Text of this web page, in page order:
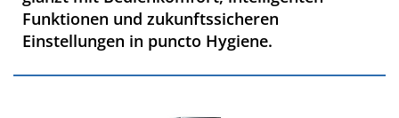
Funktionen und zukunftssicheren
Einstellungen in puncto Hygiene.